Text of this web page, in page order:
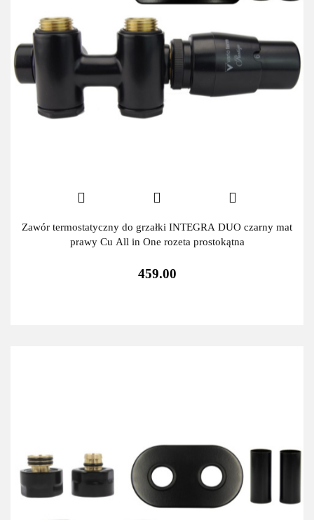
Zawór termostatyczny do grzałki INTEGRA DUO czarny mat
prawy Cu All in One rozeta prostokątna
459.00